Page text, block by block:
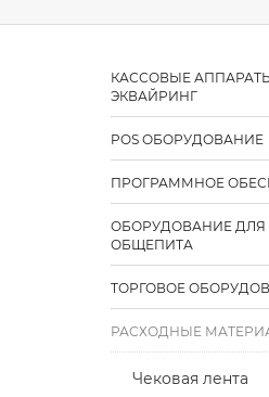
КАССОВЫЕ
ЭКВАЙРИНГ
POS ОБОРУДОВАНИЕ
ПРОГРАММНОЕ
ОБОРУДОВАНИЕ ДЛЯ
ОБЩЕПИТА
ТОРГОВОЕ
РАСХОДНЫЕ
Чековая лента